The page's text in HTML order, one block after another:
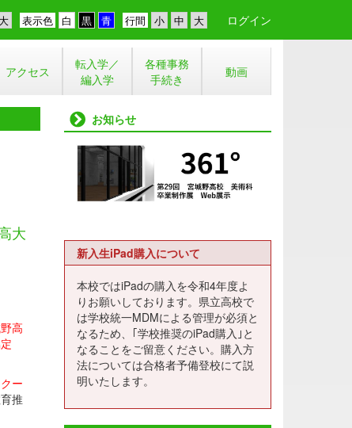
行間
表示色 ログイン
アクセス
転入学／
編入学
各種事務
手続き
動画
大
高
ー
推
お知らせ
新入生iPad購入について
本校ではiPadの購入を令和4年度よ
りお願いしております。県立高校で
は学校統一MDMによる管理が必須と
なるため、｢学校推奨のiPad購入｣と
なることをご留意ください。購入方
法については合格者予備登校にて説
明いたします。